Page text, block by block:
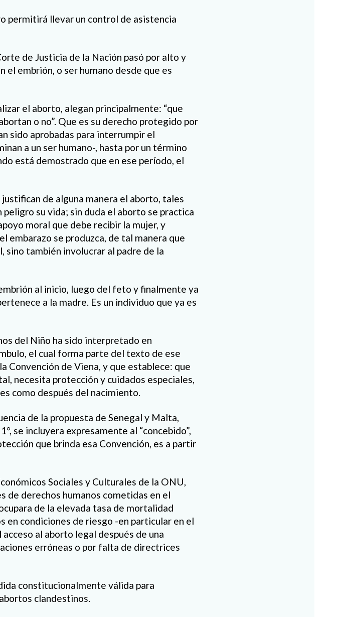
permitirá llevar un control de asistencia
de Justicia de la Nación pasó por alto y
embrión, o ser humano desde que es
el aborto, alegan principalmente: “que
o no”. Que es su derecho protegido por
sido aprobadas para interrumpir el
a un ser humano-, hasta por un término
está demostrado que en ese período, el
de alguna manera el aborto, tales
su vida; sin duda el aborto se practica
moral que debe recibir la mujer, y
embarazo se produzca, de tal manera que
también involucrar al padre de la
al inicio, luego del feto y finalmente ya
a la madre. Es un individuo que ya es
del Niño ha sido interpretado en
el cual forma parte del texto de ese
Convención de Viena, y que establece: que
necesita protección y cuidados especiales,
como después del nacimiento.
de la propuesta de Senegal y Malta,
se incluyera expresamente al “concebido”,
que brinda esa Convención, es a partir
Sociales y Culturales de la ONU,
de derechos humanos cometidas en el
de la elevada tasa de mortalidad
en condiciones de riesgo -en particular en el
al aborto legal después de una
erróneas o por falta de directrices
constitucionalmente válida para
clandestinos.